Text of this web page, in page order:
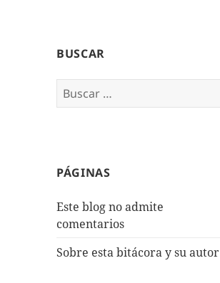
BUSCAR
Buscar:
PÁGINAS
Este blog no admite
comentarios
Sobre esta bitácora y su autor